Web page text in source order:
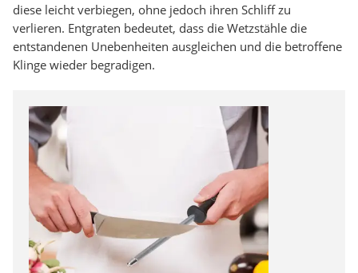
diese leicht verbiegen, ohne jedoch ihren Schliff zu
verlieren. Entgraten bedeutet, dass die Wetzstähle die
entstandenen Unebenheiten ausgleichen und die betroffene
Klinge wieder begradigen.